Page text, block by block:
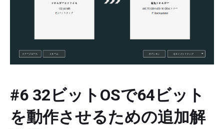
#6 32ビットOSで64ビット
を動作させるための追加解